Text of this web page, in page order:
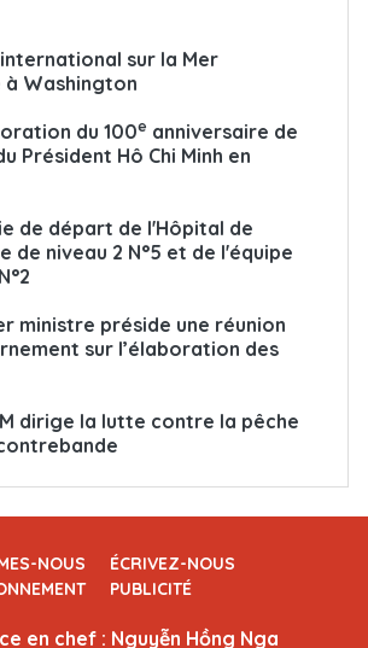
sur la Mer
Washington
du 100e anniversaire de
Président Hô Chi Minh en
de départ de l'Hôpital de
de niveau 2 N°5 et de l'équipe
ministre préside une réunion
sur l’élaboration des
dirige la lutte contre la pêche
NOUS
ÉCRIVEZ-NOUS
PUBLICITÉ
en chef : Nguyễn Hồng Nga